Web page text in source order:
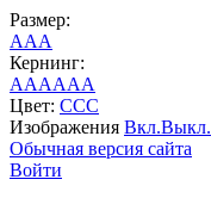
Размер:
AAA
Кернинг:
AAAAAA
Цвет: CCC
Изображения Вкл.Выкл.
Обычная версия сайта
Войти